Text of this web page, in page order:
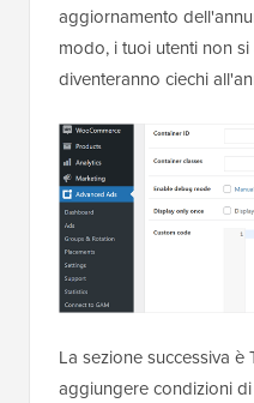
aggiornamento
modo, i tuoi utenti non
diventeranno ciechi
La sezione successiva
aggiungere condizioni